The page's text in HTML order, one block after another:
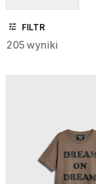
FILTR
205 wyniki